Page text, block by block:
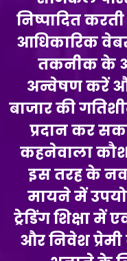
निष्पादित
आधिकारिक
तकनीक के
अन्वेषण करें
बाजार की
प्रदान कर
कहनेवाला
इस तरह के
मायने में
ट्रेडिंग शिक्षा में
और निवेश